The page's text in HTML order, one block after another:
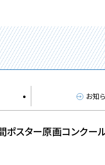
お知
ポスター原画コンクー